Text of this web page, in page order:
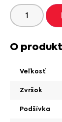
O
Veľkosť
Zvršok
Podšívka